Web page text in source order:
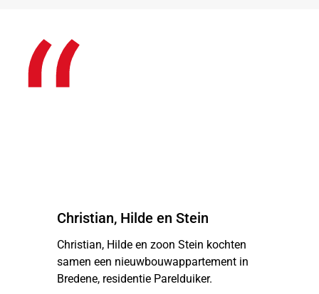
“Christian, Hilde en Stein
Christian, Hilde en zoon Stein kochten
samen een nieuwbouwappartement in
Bredene, residentie Parelduiker.